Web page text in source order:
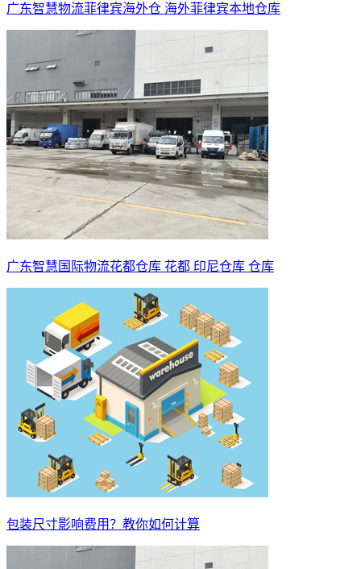
广东智慧物流菲律宾海外仓 海外菲律宾本地仓库
广东智慧国际物流花都仓库 花都 印尼仓库 仓库
包装尺寸影响费用？教你如何计算